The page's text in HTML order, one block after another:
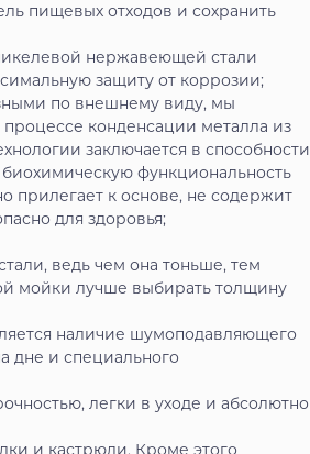
пищевых отходов и сохранить
нержавеющей стали
защиту от коррозии;
по внешнему виду, мы
процессе конденсации металла из
заключается в способности
функциональность
прилегает к основе, не содержит
для здоровья;
ведь чем она тоньше, тем
мойки лучше выбирать толщину
наличие шумоподавляющего
дне и специального
легки в уходе и абсолютно
и кастрюли. Кроме этого